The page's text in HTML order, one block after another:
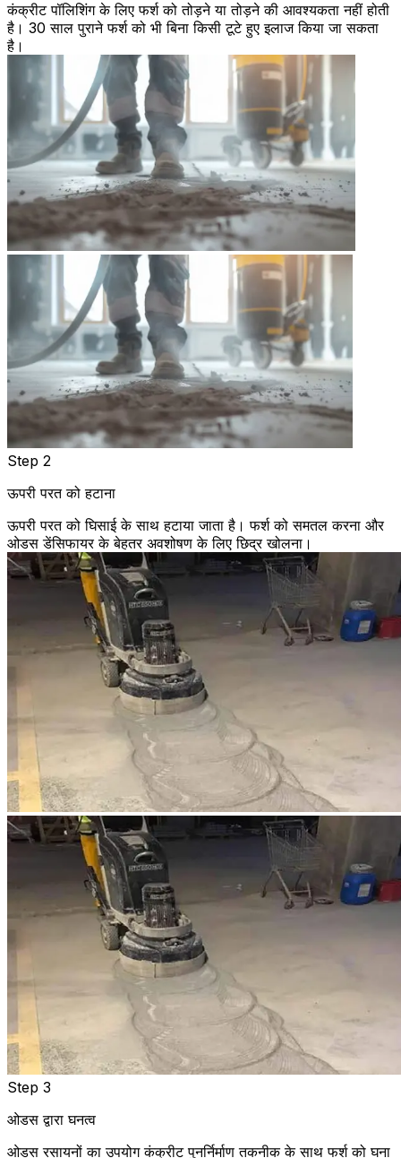
कंक्रीट पॉलिशिंग के लिए फर्श को तोड़ने या तोड़ने की आवश्यकता नहीं होती
है। 30 साल पुराने फर्श को भी बिना किसी टूटे हुए इलाज किया जा सकता
है।
Step 2
ऊपरी परत को हटाना
ऊपरी परत को घिसाई के साथ हटाया जाता है। फर्श को समतल करना और
ओडस डेंसिफायर के बेहतर अवशोषण के लिए छिद्र खोलना।
Step 3
ओडस द्वारा घनत्व
ओडस रसायनों का उपयोग कंक्रीट पुनर्निर्माण तकनीक के साथ फर्श को घना